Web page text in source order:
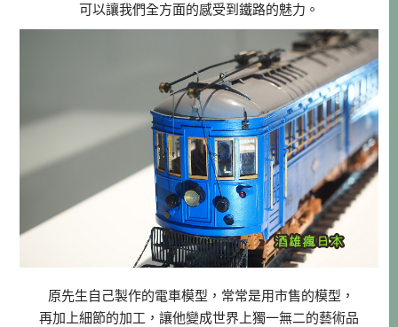
可以讓我們全方面的感受到鐵路的魅力。
原先生自己製作的電車模型，常常是用市售的模型，
再加上細節的加工，讓他變成世界上獨一無二的藝術品